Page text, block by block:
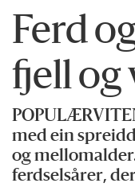
Ferd
fjell og
med ein
og
ferdselsårer,